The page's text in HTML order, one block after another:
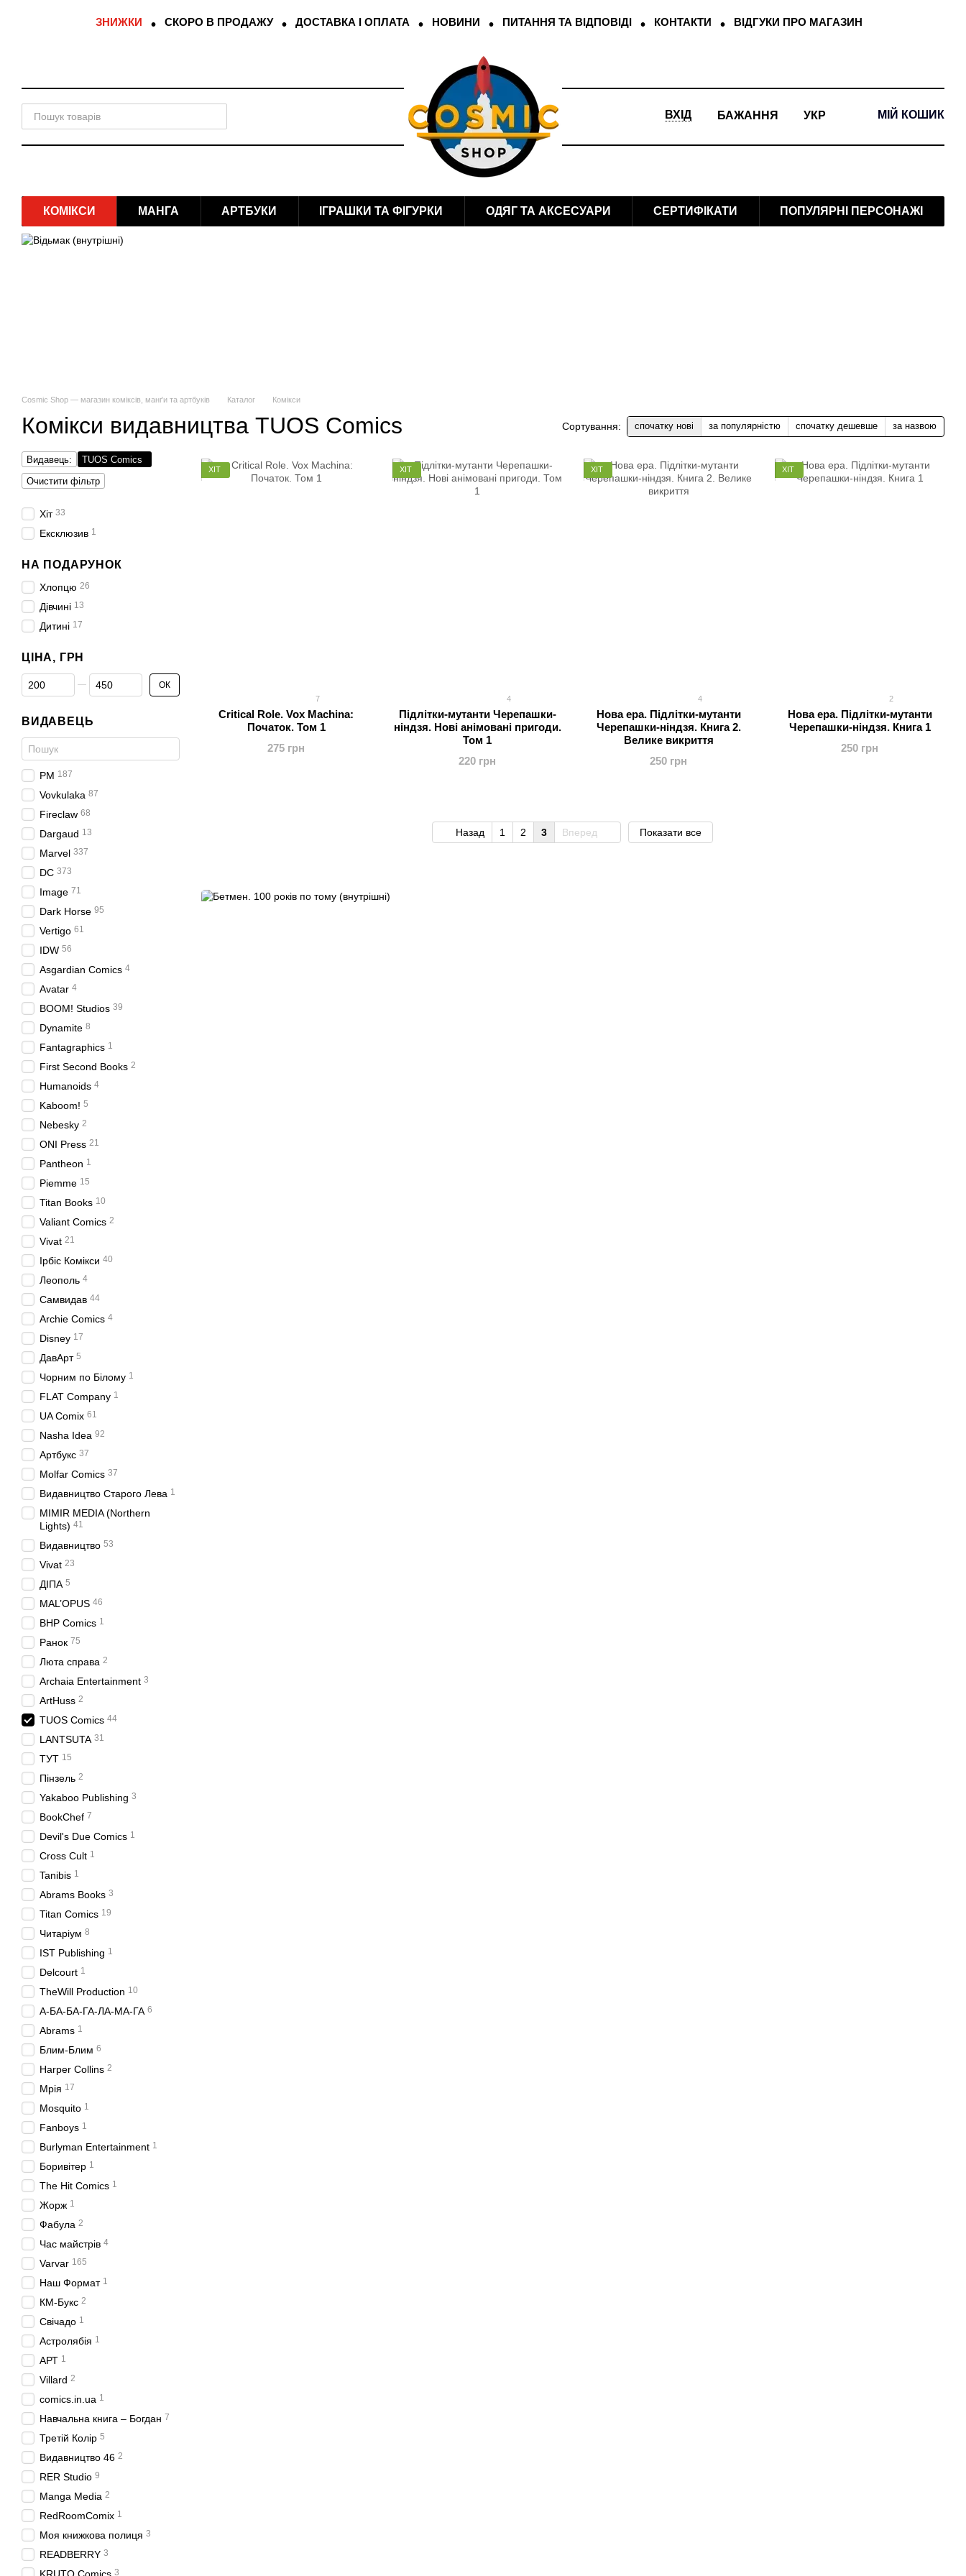
ЗНИЖКИ СКОРО В ПРОДАЖУ ДОСТАВКА І ОПЛАТА НОВИНИ ПИТАННЯ ТА ВІДПОВІДІ КОНТАКТИ ВІДГУКИ ПРО МАГАЗИН
ВХІД БАЖАННЯ УКР МІЙ КОШИК
КОМІКСИ МАНГА АРТБУКИ ІГРАШКИ ТА ФІГУРКИ ОДЯГ ТА АКСЕСУАРИ СЕРТИФІКАТИ ПОПУЛЯРНІ ПЕРСОНАЖІ
Cosmic Shop — магазин коміксів, манґи та артбуків Каталог Комікси
Комікси видавництва TUOS Comics Сортування: спочатку нові за популярністю спочатку дешевше за назвою
ХІТ
7
Critical Role. Vox Machina:
Початок. Том 1
275 грн
ХІТ
4
Підлітки-мутанти Черепашки-
ніндзя. Нові анімовані пригоди.
Том 1
220 грн
ХІТ
4
Нова ера. Підлітки-мутанти
Черепашки-ніндзя. Книга 2.
Велике викриття
250 грн
ХІТ
2
Нова ера. Підлітки-мутанти
Черепашки-ніндзя. Книга 1
250 грн
Назад 1 2 3 Вперед Показати все
Видавець:
TUOS Comics
Очистити фільтр
Хіт 33
Ексклюзив 1
НА ПОДАРУНОК
Хлопцю 26
Дівчині 13
Дитині 17
ЦІНА, ГРН
Від Ціна, грн
До Ціна, грн ОК
ВИДАВЕЦЬ
РМ 187
Vovkulaka 87
Fireclaw 68
Dargaud 13
Marvel 337
DC 373
Image 71
Dark Horse 95
Vertigo 61
IDW 56
Asgardian Comics 4
Avatar 4
BOOM! Studios 39
Dynamite 8
Fantagraphics 1
First Second Books 2
Humanoids 4
Kaboom! 5
Nebesky 2
ONI Press 21
Pantheon 1
Piemme 15
Titan Books 10
Valiant Comics 2
Vivat 21
Ірбіс Комікси 40
Леополь 4
Самвидав 44
Archie Comics 4
Disney 17
ДавАрт 5
Чорним по Білому 1
FLAT Company 1
UA Comix 61
Nasha Idea 92
Артбукс 37
Molfar Comics 37
Видавництво Старого Лева 1
MIMIR MEDIA (Northern
Lights) 41
Видавництво 53
Vivat 23
ДIПА 5
MAL’OPUS 46
BHP Comics 1
Ранок 75
Люта справа 2
Archaia Entertainment 3
ArtHuss 2
TUOS Comics 44
LANTSUTA 31
ТУТ 15
Пінзель 2
Yakaboo Publishing 3
BookChef 7
Devil's Due Comics 1
Cross Cult 1
Tanibis 1
Abrams Books 3
Titan Comics 19
Читаріум 8
IST Publishing 1
Delcourt 1
TheWill Production 10
А-БА-БА-ГА-ЛА-МА-ГА 6
Abrams 1
Блим-Блим 6
Harper Collins 2
Мрія 17
Mosquito 1
Fanboys 1
Burlyman Entertainment 1
Боривітер 1
The Hit Comics 1
Жорж 1
Фабула 2
Час майстрів 4
Varvar 165
Наш Формат 1
КМ-Букс 2
Свічадо 1
Астролябія 1
АРТ 1
Villard 2
comics.in.ua 1
Навчальна книга – Богдан 7
Третій Колір 5
Видавництво 46 2
RER Studio 9
Manga Media 2
RedRoomComix 1
Моя книжкова полиця 3
READBERRY 3
KRUTO Comics 3